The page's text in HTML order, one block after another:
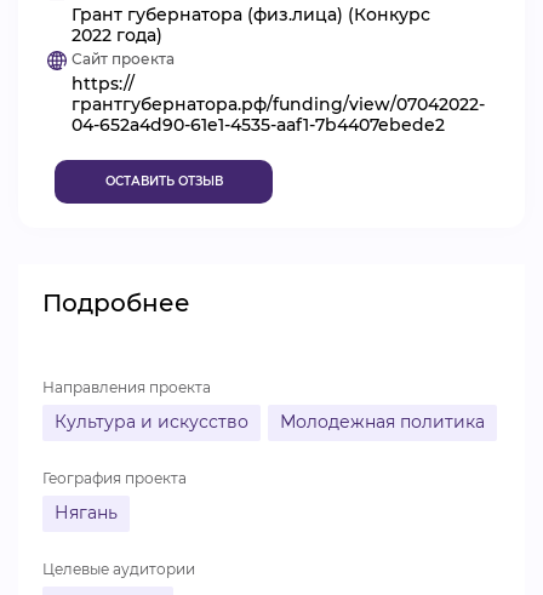
БАЗА ЗНАНИЙ
ВИДЕОКУРСЫ
Грант губернатора (физ.лица) (Конкурс
2022 года)
Сайт проекта
https://
грантгубернатора.рф/funding/view/07042022-
04-652a4d90-61e1-4535-aaf1-7b4407ebede2
ОСТАВИТЬ ОТЗЫВ
Подробнее
Направления проекта
Культура и искусство Молодежная политика
География проекта
Нягань
Целевые аудитории